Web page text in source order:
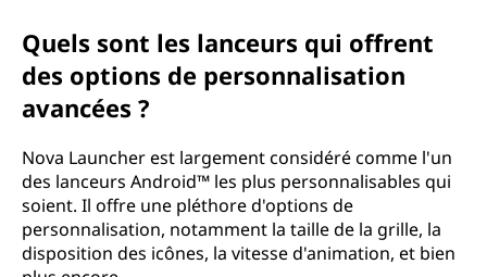
Quels sont les lanceurs qui offrent
des options de personnalisation
avancées ?
Nova Launcher est largement considéré comme l'un
des lanceurs Android™ les plus personnalisables qui
soient. Il offre une pléthore d'options de
personnalisation, notamment la taille de la grille, la
disposition des icônes, la vitesse d'animation, et bien